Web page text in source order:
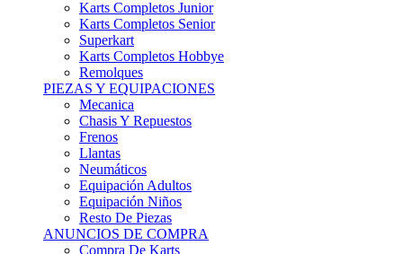
Superkart
Karts Completos Hobbye
Remolques
PIEZAS Y EQUIPACIONES
Mecanica
Chasis Y Repuestos
Frenos
Llantas
Neumáticos
Equipación Adultos
Equipación Niños
Resto De Piezas
ANUNCIOS DE COMPRA
Compra De Karts
Compra De Piezas